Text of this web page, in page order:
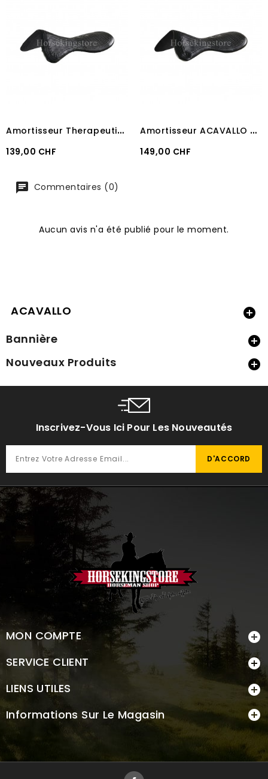
A
mortisseur Therapeutic Soft Gel Pad Acavallo
Prix
139,00 CHF
A
mortisseur ACAVALLO THERAPEUTIC SOFT GEL PAD WITH DRI-LEX
Prix
149,00 CHF
Commentaires (0)
Aucun avis n'a été publié pour le moment.
ACAVALLO 
Bannière 
Nouveaux Produits 
Inscrivez-Vous Ici Pour Les Nouveautés
MON COMPTE 
SERVICE CLIENT 
LIENS UTILES 
Informations Sur Le Magasin 